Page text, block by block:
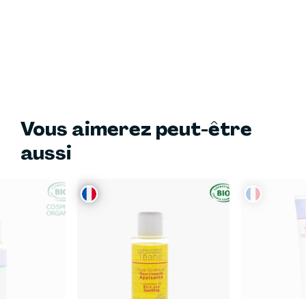
Vous aimerez peut-être
aussi